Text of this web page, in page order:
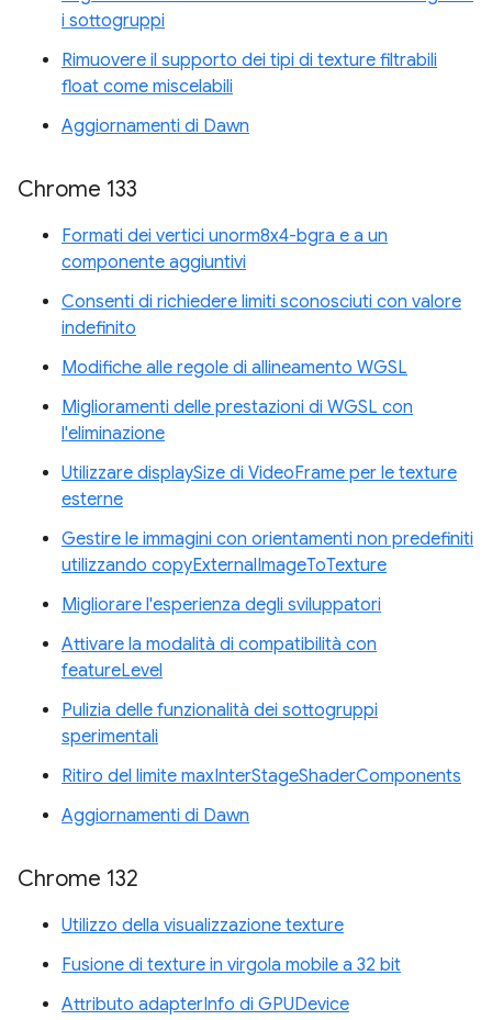
i sottogruppi
Rimuovere il supporto dei tipi di texture filtrabili
float come miscelabili
Aggiornamenti di Dawn
Chrome 133
Formati dei vertici unorm8x4-bgra e a un
componente aggiuntivi
Consenti di richiedere limiti sconosciuti con valore
indefinito
Modifiche alle regole di allineamento WGSL
Miglioramenti delle prestazioni di WGSL con
l'eliminazione
Utilizzare displaySize di VideoFrame per le texture
esterne
Gestire le immagini con orientamenti non predefiniti
utilizzando copyExternalImageToTexture
Migliorare l'esperienza degli sviluppatori
Attivare la modalità di compatibilità con
featureLevel
Pulizia delle funzionalità dei sottogruppi
sperimentali
Ritiro del limite maxInterStageShaderComponents
Aggiornamenti di Dawn
Chrome 132
Utilizzo della visualizzazione texture
Fusione di texture in virgola mobile a 32 bit
Attributo adapterInfo di GPUDevice